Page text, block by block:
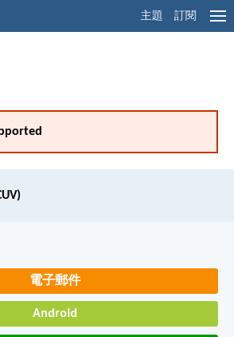
主題 訂閱
電子郵件
Android